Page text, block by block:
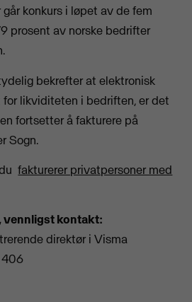
konkurs i løpet av de fem
prosent av norske bedrifter
bekrefter at elektronisk
likviditeten i bedriften, er det
fortsetter å fakturere på
Sogn.
dufakturerer privatpersoner med
vennligst kontakt:
direktør i Visma
406